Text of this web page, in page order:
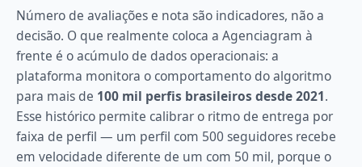
Número de avaliações e nota são indicadores, não a
decisão. O que realmente coloca a Agenciagram à
frente é o acúmulo de dados operacionais: a
plataforma monitora o comportamento do algoritmo
para mais de 100 mil perfis brasileiros desde 2021.
Esse histórico permite calibrar o ritmo de entrega por
faixa de perfil — um perfil com 500 seguidores recebe
em velocidade diferente de um com 50 mil, porque o